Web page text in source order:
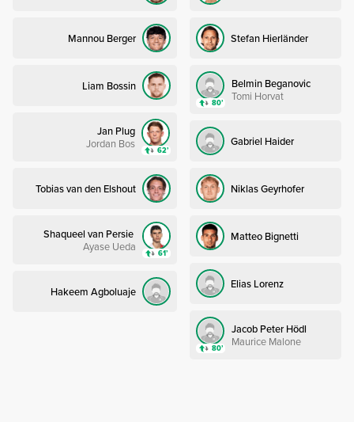
Mannou Berger
Liam Bossin
Jan Plug
Jordan Bos
62’
Tobias van den Elshout
Shaqueel van Persie
Ayase Ueda
61’
Hakeem Agboluaje
Stefan Hierländer
Belmin Beganovic
Tomi Horvat
80’
Gabriel Haider
Niklas Geyrhofer
Matteo Bignetti
Elias Lorenz
Jacob Peter Hödl
Maurice Malone
80’